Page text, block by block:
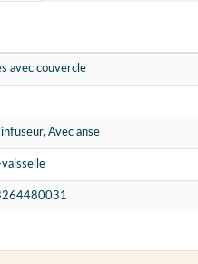
avec couvercle
Avec anse
vaisselle